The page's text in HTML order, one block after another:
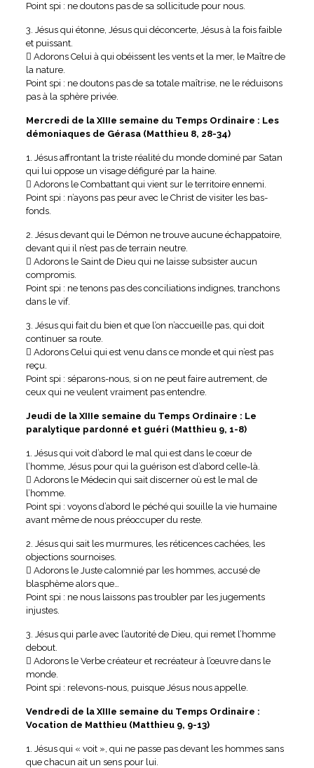
Point spi : ne doutons pas de sa sollicitude pour nous.
3. Jésus qui étonne, Jésus qui déconcerte, Jésus à la fois faible
et puissant.
 Adorons Celui à qui obéissent les vents et la mer, le Maître de
la nature.
Point spi : ne doutons pas de sa totale maîtrise, ne le réduisons
pas à la sphère privée.
Mercredi de la XIIIe semaine du Temps Ordinaire : Les
démoniaques de Gérasa (Matthieu 8, 28-34)
1. Jésus affrontant la triste réalité du monde dominé par Satan
qui lui oppose un visage défiguré par la haine.
 Adorons le Combattant qui vient sur le territoire ennemi.
Point spi : n’ayons pas peur avec le Christ de visiter les bas-
fonds.
2. Jésus devant qui le Démon ne trouve aucune échappatoire,
devant qui il n’est pas de terrain neutre.
 Adorons le Saint de Dieu qui ne laisse subsister aucun
compromis.
Point spi : ne tenons pas des conciliations indignes, tranchons
dans le vif.
3. Jésus qui fait du bien et que l’on n’accueille pas, qui doit
continuer sa route.
 Adorons Celui qui est venu dans ce monde et qui n’est pas
reçu.
Point spi : séparons-nous, si on ne peut faire autrement, de
ceux qui ne veulent vraiment pas entendre.
Jeudi de la XIIIe semaine du Temps Ordinaire : Le
paralytique pardonné et guéri (Matthieu 9, 1-8)
1. Jésus qui voit d’abord le mal qui est dans le cœur de
l’homme, Jésus pour qui la guérison est d’abord celle-là.
 Adorons le Médecin qui sait discerner où est le mal de
l’homme.
Point spi : voyons d’abord le péché qui souille la vie humaine
avant même de nous préoccuper du reste.
2. Jésus qui sait les murmures, les réticences cachées, les
objections sournoises.
 Adorons le Juste calomnié par les hommes, accusé de
blasphème alors que…
Point spi : ne nous laissons pas troubler par les jugements
injustes.
3. Jésus qui parle avec l’autorité de Dieu, qui remet l’homme
debout.
 Adorons le Verbe créateur et recréateur à l’œuvre dans le
monde.
Point spi : relevons-nous, puisque Jésus nous appelle.
Vendredi de la XIIIe semaine du Temps Ordinaire :
Vocation de Matthieu (Matthieu 9, 9-13)
1. Jésus qui « voit », qui ne passe pas devant les hommes sans
que chacun ait un sens pour lui.